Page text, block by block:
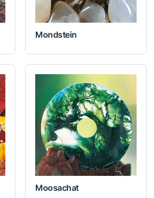
Mondstein
Moosachat